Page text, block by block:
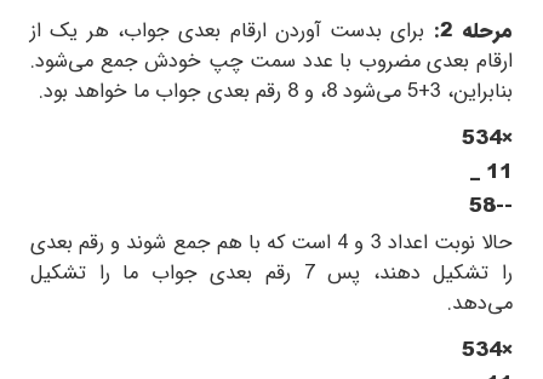
مرحله 2:
برای بدست آوردن ارقام بعدی جواب، هر یک از
ارقام بعدی مضروب با عدد سمت چپ خودش جمع می‌شود.
بنابراین، 5+3می‌شود8، و 8 رقم بعدی جواب ما خواهد بود.
534×
11
_
58--
حالا نوبت اعداد 3 و 4 است که با هم جمع شوند و رقم بعدی
را تشکیل دهند، پس7 رقم بعدی جواب ما را تشکیل
می‌دهد.
534×